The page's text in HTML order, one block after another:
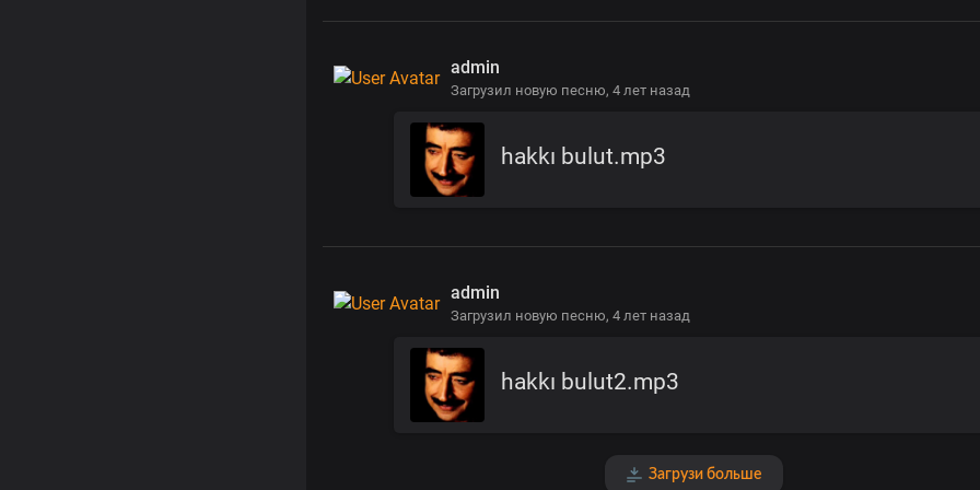
admin
Загрузил новую песню, 4 лет назад
hakkı bulut.mp3
admin
Загрузил новую песню, 4 лет назад
hakkı bulut2.mp3
Загрузи больше